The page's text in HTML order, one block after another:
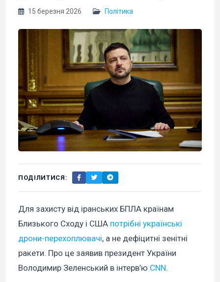
15 березня 2026 Політика
ПОДІЛИТИСЯ:
Для захисту від іранських БПЛА країнам
Близького Сходу і США потрібні українські
дрони-перехоплювачі, а не дефіцитні зенітні
ракети. Про це заявив президент України
Володимир Зеленський в інтерв’ю CNN.